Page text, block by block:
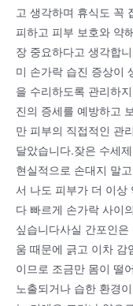
고 생각하며 휴식도 꼭
피하고 피부 보호와 약
장 중요하다고 생각합
미 손가락 습진 증상이
을 수리하도록 관리하
진의 증세를 예방하고
만 피부의 직접적인 관
달았습니다.잦은 수세
현실적으로 손대지 말
서 나도 피부가 더 이상
다 빠르게 손가락 사이
싶습니다사실 간포인
움 때문에 긁고 이차 감
이므로 조금만 몸이 떨
노출되거나 습한 환경